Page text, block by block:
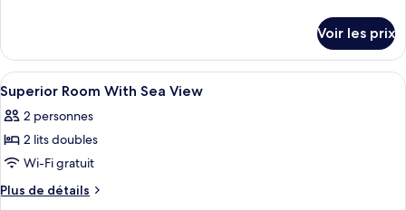
de
chambre :
Chambre
le
type
de
chambre
Chambre
Voir les prix
Afficher
toutes
les
photos
pour
ce
Un complexe hôtelier doté d’une
3
Superior Room With Sea View
2 personnes
2 lits doubles
Wi-Fi gratuit
Plus de détails
Plus